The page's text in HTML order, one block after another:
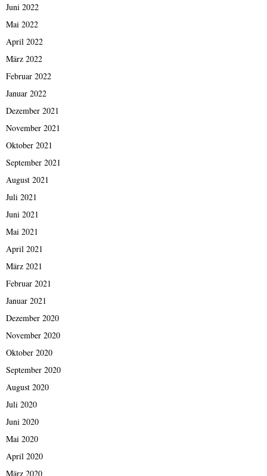
Juni 2022
Mai 2022
April 2022
März 2022
Februar 2022
Januar 2022
Dezember 2021
November 2021
Oktober 2021
September 2021
August 2021
Juli 2021
Juni 2021
Mai 2021
April 2021
März 2021
Februar 2021
Januar 2021
Dezember 2020
November 2020
Oktober 2020
September 2020
August 2020
Juli 2020
Juni 2020
Mai 2020
April 2020
März 2020